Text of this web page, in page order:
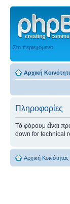
Στο περιεχόμενο
Αρχική
Πληροφορίες
Τὸ φόρουμ εἶναι
down for technical
Αρχική Κοινότητας